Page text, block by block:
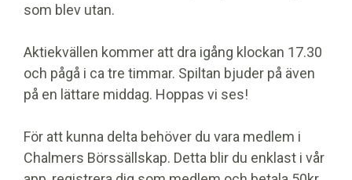
som blev utan.
Aktiekvällen kommer att dra igång klockan 17.30
och pågå i ca tre timmar. Spiltan bjuder på även
på en lättare middag. Hoppas vi ses!
För att kunna delta behöver du vara medlem i
Chalmers Börssällskap. Detta blir du enklast i vår